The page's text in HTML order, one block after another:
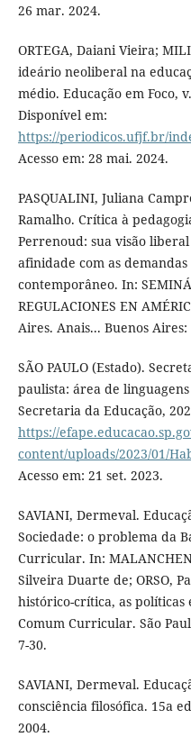
26 mar. 2024.
ORTEGA, Daiani Vieira;
ideário neoliberal na
médio. Educação em Foco,
Disponível em:
https://periodicos.ufjf.br/
Acesso em: 28 mai. 2024.
PASQUALINI, Juliana
Ramalho. Crítica à
Perrenoud: sua visão
afinidade com as
contemporâneo. In:
REGULACIONES EN
Aires. Anais... Buenos
SÃO PAULO (Estado).
paulista: área de linguagens
Secretaria da Educação,
https://
content/uploads/2023/01/
Acesso em: 21 set. 2023.
SAVIANI, Dermeval.
Sociedade: o problema da
Curricular. In:
Silveira Duarte de; ORSO,
histórico-crítica, as políticas
Comum Curricular. São
7-30.
SAVIANI, Dermeval.
consciência filosófica. 15a
2004.